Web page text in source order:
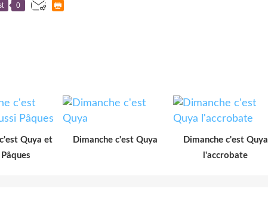
0
Quya et
Dimanche c'est Quya
Dimanche c'est Quya
l'accrobate